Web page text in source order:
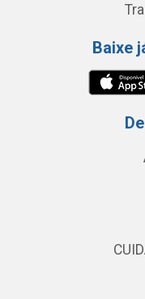
Baixe